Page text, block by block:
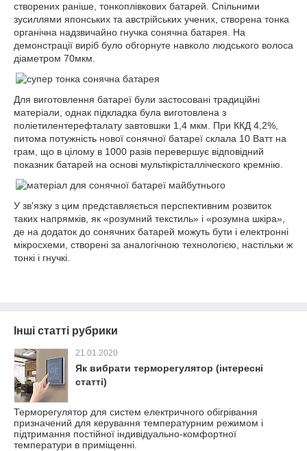
створених раніше, тонкоплівкових батарей. Спільними
зусиллями японських та австрійських учених, створена тонка
органічна надзвичайно гнучка сонячна батарея. На
демонстрації виріб було обгорнуте навколо людського волоса
діаметром 70мкм.
Для виготовлення батареї були застосовані традиційні
матеріали, однак підкладка була виготовлена з
поліетилентерефталату завтовшки 1,4 мкм. При ККД 4,2%,
питома потужність нової сонячної батареї склала 10 Ватт на
грам, що в цілому в 1000 разів перевершує відповідний
показник батарей на основі мультікрісталліческого кремнію.
У зв'язку з цим представляється перспективним розвиток
таких напрямків, як «розумний текстиль» і «розумна шкіра»,
де на додаток до сонячних батарей можуть бути і електронні
мікросхеми, створені за аналогічною технологією, настільки ж
тонкі і гнучкі.
Інші статті рубрики
21.01.2020
Як вибрати терморегулятор (інтересні
статті)
Терморегулятор для систем електричного обігрівання
призначений для керування температурним режимом і
підтримання постійної індивідуально-комфортної
температури в приміщенні.